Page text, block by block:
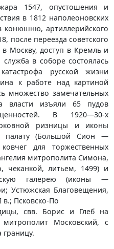
1547, опустошения и
в 1812 наполеоновских
конюшню, артиллерийского
после переезда советского
в Москву, доступ в Кремль и
в соборе состоялась
русской жизни
к работе над картиной
множество замечательных
власти изъяли 65 пудов
В 1920—30-х
ризницы и иконы
палату (Большой Сион —
для торжественных
митрополита Симона,
чеканкой, литьем, 1499) и
галерею (иконы —
Устюжская Благовещения,
Псковско-По
свв. Борис и Глеб на
Московский, с
границу.